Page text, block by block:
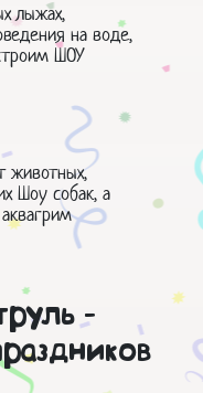
лыжах,
на воде,
ШОУ
животных,
Шоу собак, а
-